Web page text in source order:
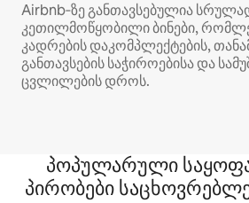
Airbnb‑ზე განთავსებულია
კეთილმოწყობილი ბინები,
კადრების დაკომპლექტების,
განთავსების საჭიროებისა და
ცვლილების დროს.
პოპულარული
პირობები